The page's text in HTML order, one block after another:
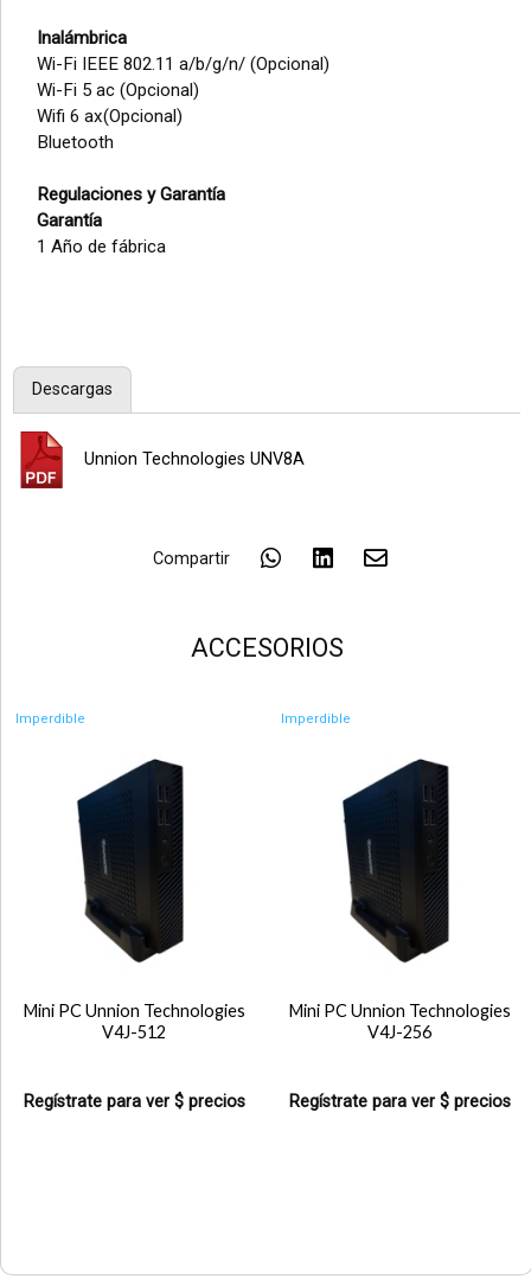
Inalámbrica
Wi-Fi IEEE 802.11 a/b/g/n/ (Opcional)
Wi-Fi 5 ac (Opcional)
Wifi 6 ax(Opcional)
Bluetooth
Regulaciones y Garantía
Garantía
1 Año de fábrica
Descargas
Unnion Technologies UNV8A
Compartir
ACCESORIOS
Imperdible
Mini PC Unnion Technologies
V4J-512
Regístrate para ver $ precios
Imperdible
Mini PC Unnion Technologies
V4J-256
Regístrate para ver $ precios